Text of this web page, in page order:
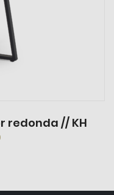
redonda // KH